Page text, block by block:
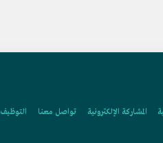
المشاركة الإلكترونية تواصل معنا التوظيف